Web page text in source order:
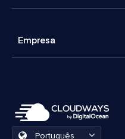
Empresa
Português